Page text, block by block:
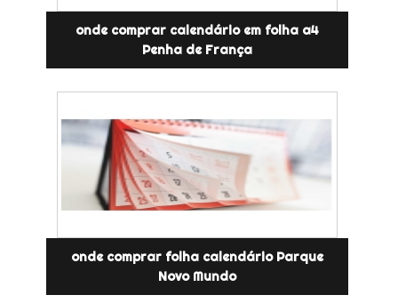
onde comprar calendário em folha a4
Penha de França
onde comprar folha calendário Parque
Novo Mundo